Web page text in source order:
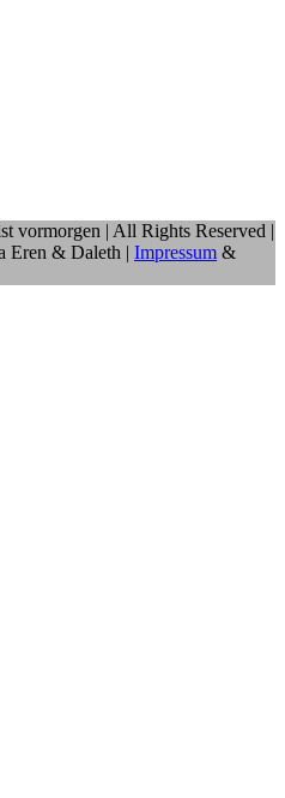
vormorgen | All Rights Reserved |
Eren & Daleth | Impressum &